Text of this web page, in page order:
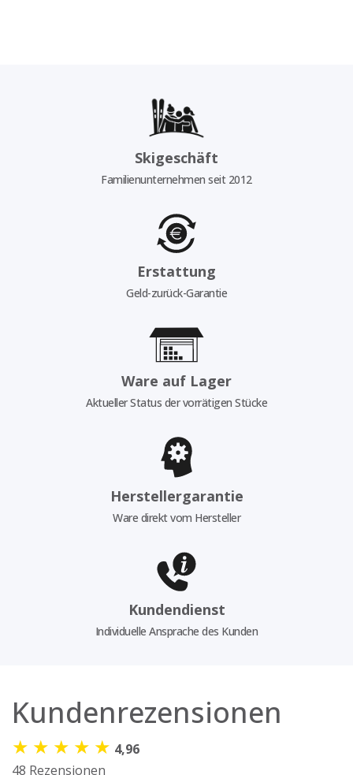
Skigeschäft
Familienunternehmen seit 2012
Erstattung
Geld-zurück-Garantie
Ware auf Lager
Aktueller Status der vorrätigen Stücke
Herstellergarantie
Ware direkt vom Hersteller
Kundendienst
Individuelle Ansprache des Kunden
Kundenrezensionen
★ ★ ★ ★ ★ 4,96
48 Rezensionen